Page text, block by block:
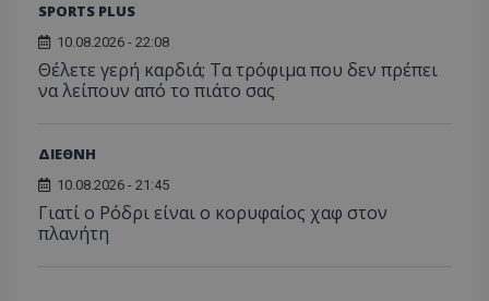
SPORTS PLUS
10.08.2026 - 22:08
Θέλετε γερή καρδιά; Τα τρόφιμα που δεν πρέπει
να λείπουν από το πιάτο σας
ΔΙΕΘΝΗ
10.08.2026 - 21:45
Γιατί ο Ρόδρι είναι ο κορυφαίος χαφ στον
πλανήτη